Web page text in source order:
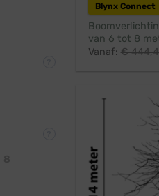
Blynx Connect
van 6 tot 8
Vanaf: €